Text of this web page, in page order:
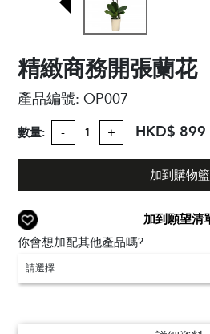
精緻商務開張蘭花
產品編號:OP007
數量: - + HKD$ 899
加到購物籃
加到願望清
你會想加配其他產品嗎?
請選擇